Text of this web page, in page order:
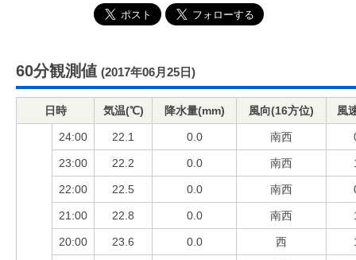
60分観測値 (2017年06月25日)
日時 気温(℃) 降水量(mm) 風向(16方位) 風
24:00 22.1 0.0 南西
23:00 22.2 0.0 南西
22:00 22.5 0.0 南西
21:00 22.8 0.0 南西
20:00 23.6 0.0 西